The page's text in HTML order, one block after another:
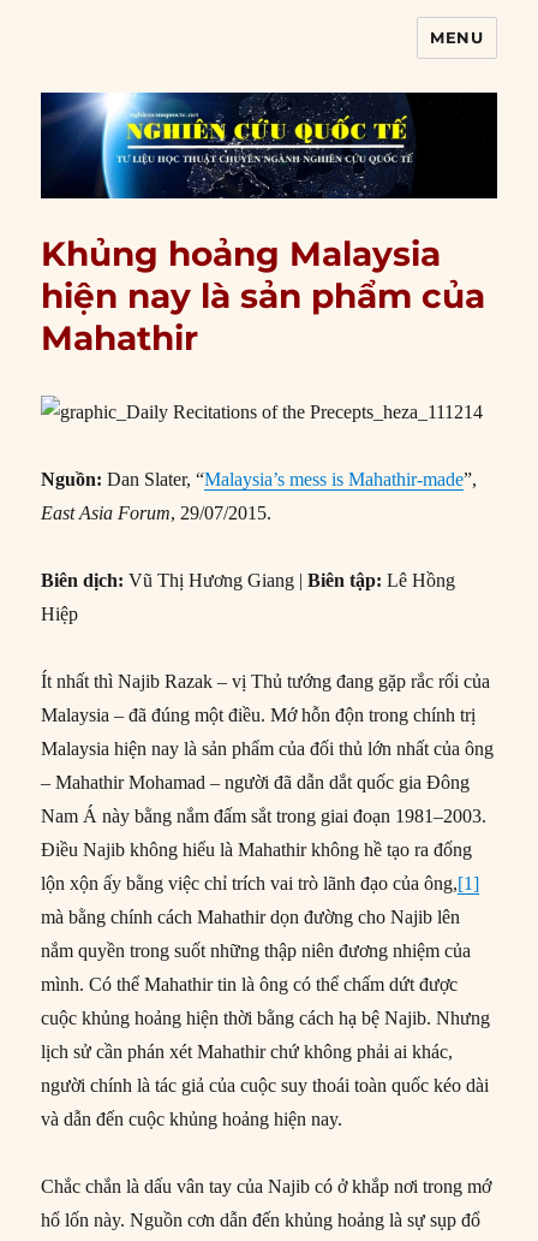
MENU
Khủng hoảng Malaysia
hiện nay là sản phẩm của
Mahathir
Nguồn: Dan Slater, “Malaysia’s mess is Mahathir-made”,
East Asia Forum, 29/07/2015.
Biên dịch: Vũ Thị Hương Giang |Biên tập: Lê Hồng
Hiệp
Ít nhất thì Najib Razak – vị Thủ tướng đang gặp rắc rối của
Malaysia – đã đúng một điều. Mớ hỗn độn trong chính trị
Malaysia hiện nay là sản phẩm của đối thủ lớn nhất của ông
– Mahathir Mohamad – người đã dẫn dắt quốc gia Đông
Nam Á này bằng nắm đấm sắt trong giai đoạn 1981–2003.
Điều Najib không hiểu là Mahathir không hề tạo ra đống
lộn xộn ấy bằng việc chỉ trích vai trò lãnh đạo của ông,[1]
mà bằng chính cách Mahathir dọn đường cho Najib lên
nắm quyền trong suốt những thập niên đương nhiệm của
mình. Có thể Mahathir tin là ông có thể chấm dứt được
cuộc khủng hoảng hiện thời bằng cách hạ bệ Najib. Nhưng
lịch sử cần phán xét Mahathir chứ không phải ai khác,
người chính là tác giả của cuộc suy thoái toàn quốc kéo dài
và dẫn đến cuộc khủng hoảng hiện nay.
Chắc chắn là dấu vân tay của Najib có ở khắp nơi trong mớ
hổ lốn này. Nguồn cơn dẫn đến khủng hoảng là sự sụp đổ